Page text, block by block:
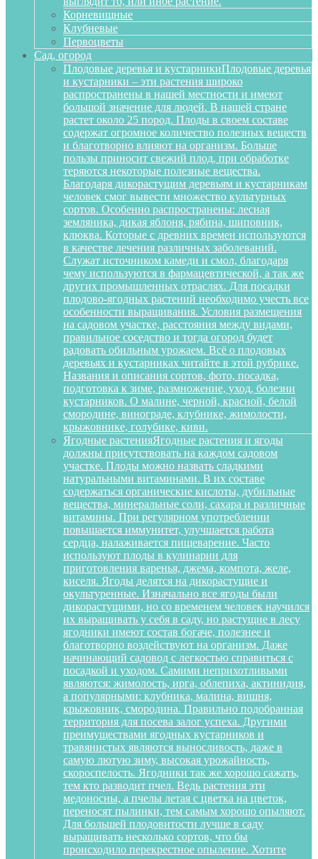
Корневищные
Клубневые
Первоцветы
Сад, огород
Плодовые деревья и кустарникиПлодовые деревья
и кустарники – эти растения широко
распространены в нашей местности и имеют
большой значение для людей. В нашей стране
растет около 25 пород. Плоды в своем составе
содержат огромное количество полезных веществ
и благотворно влияют на организм. Больше
пользы приносит свежий плод, при обработке
теряются некоторые полезные вещества.
Благодаря дикорастущим деревьям и кустарникам
человек смог вывести множество культурных
сортов. Особенно распространены: лесная
земляника, дикая яблоня, рябина, шиповник,
клюква. Которые с древних времен используются
в качестве лечения различных заболеваний.
Служат источником камеди и смол, благодаря
чему используются в фармацевтической, а так же
других промышленных отраслях. Для посадки
плодово-ягодных растений необходимо учесть все
особенности выращивания. Условия размещения
на садовом участке, расстояния между видами,
правильное соседство и тогда огород будет
радовать обильным урожаем. Всё о плодовых
деревьях и кустарниках читайте в этой рубрике.
Названия и описания сортов, фото, посадка,
подготовка к зиме, размножение, уход, болезни
кустарников. О малине, черной, красной, белой
смородине, винограде, клубнике, жимолости,
крыжовнике, голубике, киви.
Ягодные растенияЯгодные растения и ягоды
должны присутствовать на каждом садовом
участке. Плоды можно назвать сладкими
натуральными витаминами. В их составе
содержаться органические кислоты, дубильные
вещества, минеральные соли, сахара и различные
витамины. При регулярном употреблении
повышается иммунитет, улучшается работа
сердца, налаживается пищеварение. Часто
используют плоды в кулинарии для
приготовления варенья, джема, компота, желе,
киселя. Ягоды делятся на дикорастущие и
окультуренные. Изначально все ягоды были
дикорастущими, но со временем человек научился
их выращивать у себя в саду, но растущие в лесу
ягодники имеют состав богаче, полезнее и
благотворно воздействуют на организм. Даже
начинающий садовод с легкостью справиться с
посадкой и уходом. Самими неприхотливыми
являются: жимолость, ирга, облепиха, актинидия,
а популярными: клубника, малина, вишня,
крыжовник, смородина. Правильно подобранная
территория для посева залог успеха. Другими
преимуществами ягодных кустарников и
травянистых являются выносливость, даже в
самую лютую зиму, высокая урожайность,
скороспелость. Ягодники так же хорошо сажать,
тем кто разводит пчел. Ведь растения эти
медоносны, а пчелы летая с цветка на цветок,
переносят пылинки, тем самым хорошо опыляют.
Для большей плодовитости лучше в саду
выращивать несколько сортов, что бы
происходило перекрестное опыление. Хотите